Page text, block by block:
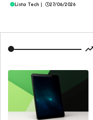
Lista Tech | 27/06/2026